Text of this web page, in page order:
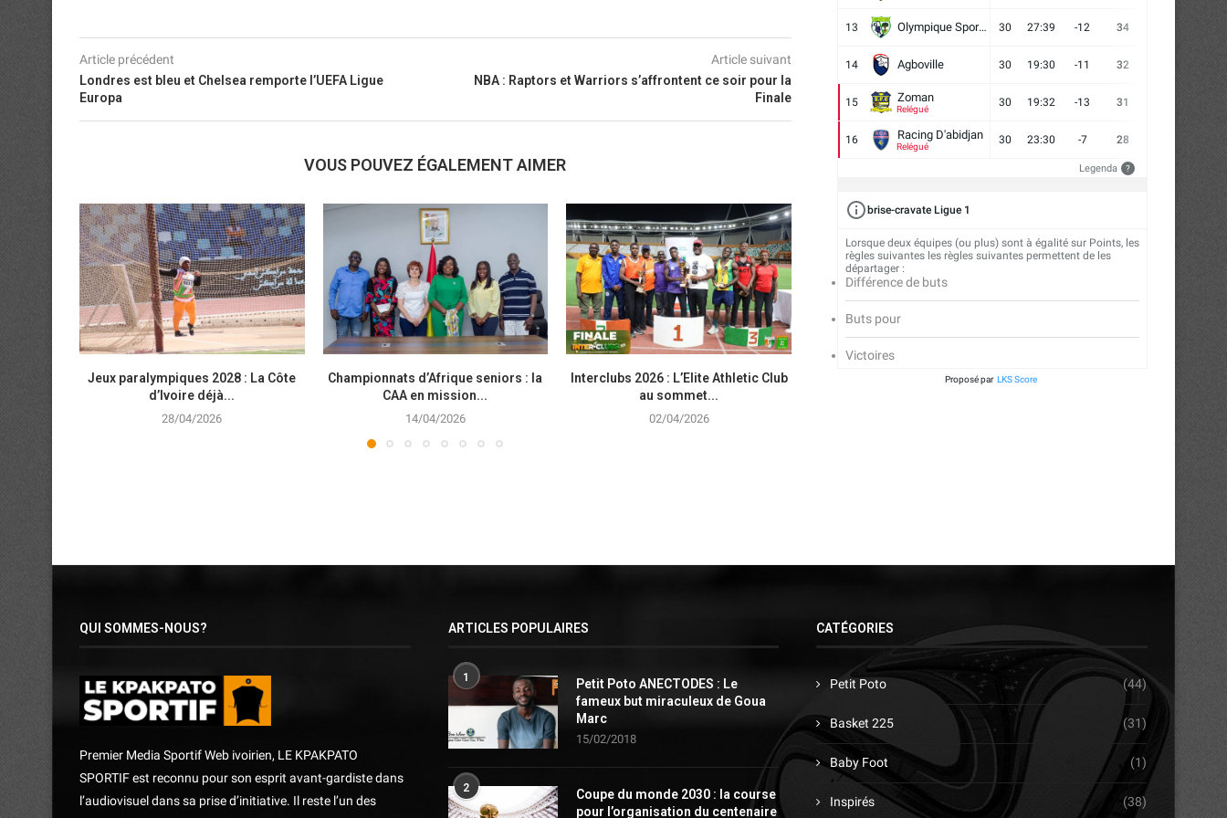
Article précédent
Londres est bleu et Chelsea remporte l’UEFA Ligue
Europa
Article suivant
NBA : Raptors et Warriors s’affrontent ce soir pour la
Finale
VOUS POUVEZ ÉGALEMENT AIMER
Jeux paralympiques 2028 : La Côte
d’Ivoire déjà...
28/04/2026
Championnats d’Afrique seniors : la
CAA en mission...
14/04/2026
Interclubs 2026 : L’Elite Athletic Club
au sommet...
02/04/2026
Meeting International Gabriel Tiacoh
13 Olympique Sport d'Abobo FC 30 27:39 -12 34
14 Agboville 30 19:30 -11 32
15 Zoman
Relégué
30 19:32 -13 31
16 Racing D'abidjan
Relégué
30 23:30 -7 28
Legenda ?
brise-cravate Ligue 1
Lorsque deux équipes (ou plus) sont à égalité sur Points, les
règles suivantes les règles suivantes permettent de les
départager :
Différence de buts
Buts pour
Victoires
Proposé par LKS Score
QUI SOMMES-NOUS?
Premier Media Sportif Web ivoirien, LE KPAKPATO
SPORTIF est reconnu pour son esprit avant-gardiste dans
l’audiovisuel dans sa prise d’initiative. Il reste l’un des
ARTICLES POPULAIRES
1
Petit Poto ANECTODES : Le
fameux but miraculeux de Goua
Marc
15/02/2018
2
Coupe du monde 2030 : la course
pour l’organisation du centenaire
CATÉGORIES
Petit Poto (44)
Basket 225 (31)
Baby Foot (1)
Inspirés (38)